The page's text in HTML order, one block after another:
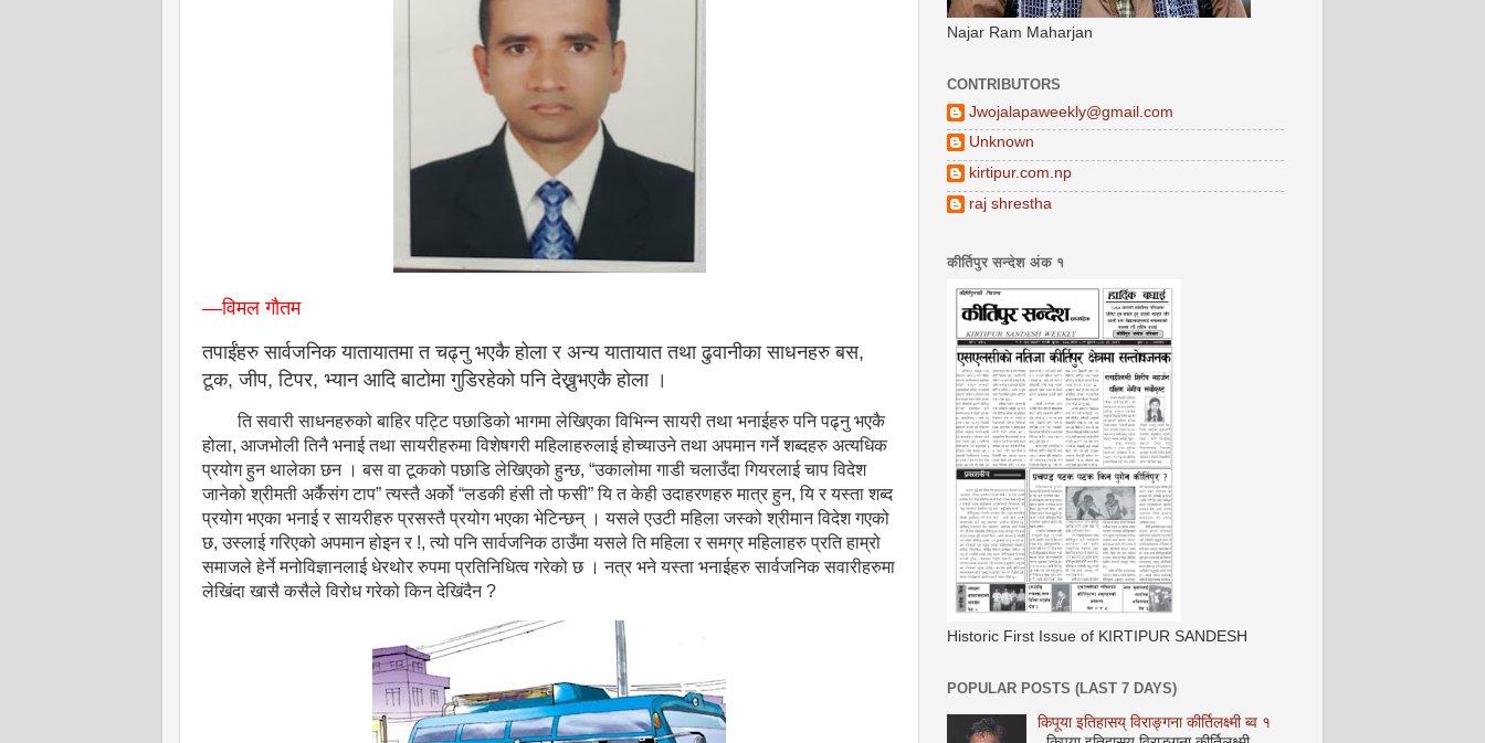
—विमल गौतम
तपाईंहरु सार्वजनिक यातायातमा त चढ्नु भएकै होला र अन्य यातायात तथा ढुवानीका साधनहरु बस,
टूक, जीप, टिपर, भ्यान आदि बाटोमा गुडिरहेको पनि देख्नुभएकै होला ।
ति सवारी साधनहरुको बाहिर पट्टि पछाडिको भागमा लेखिएका विभिन्न सायरी तथा भनाईहरु पनि पढ्नु भएकै
होला, आजभोली तिनै भनाई तथा सायरीहरुमा विशेषगरी महिलाहरुलाई होच्याउने तथा अपमान गर्ने शब्दहरु अत्यधिक
प्रयोग हुन थालेका छन । बस वा टूकको पछाडि लेखिएको हुन्छ, “उकालोमा गाडी चलाउँदा गियरलाई चाप विदेश
जानेको श्रीमती अर्कैसंग टाप” त्यस्तै अर्को “लडकी हंसी तो फसी” यि त केही उदाहरणहरु मात्र हुन, यि र यस्ता शब्द
प्रयोग भएका भनाई र सायरीहरु प्रसस्तै प्रयोग भएका भेटिन्छन् । यसले एउटी महिला जस्को श्रीमान विदेश गएको
छ, उस्लाई गरिएको अपमान होइन र !, त्यो पनि सार्वजनिक ठाउँमा यसले ति महिला र समग्र महिलाहरु प्रति हाम्रो
समाजले हेर्ने मनोविज्ञानलाई धेरथोर रुपमा प्रतिनिधित्व गरेको छ । नत्र भने यस्ता भनाईहरु सार्वजनिक सवारीहरुमा
लेखिंदा खासै कसैले विरोध गरेको किन देखिंदैन ?
Najar Ram Maharjan
CONTRIBUTORS
Jwojalapaweekly@gmail.com
Unknown
kirtipur.com.np
raj shrestha
कीर्तिपुर सन्देश अंक १
Historic First Issue of KIRTIPUR SANDESH
POPULAR POSTS (LAST 7 DAYS)
किपूया इतिहासय् विराङ्गना कीर्तिलक्ष्मी ब्व १